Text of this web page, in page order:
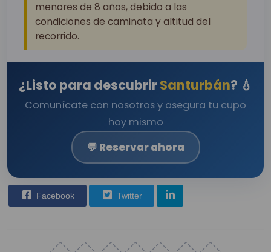
menores de 8 años, debido a las
condiciones de caminata y altitud del
recorrido.
¿Listo para descubrir Santurbán? 💧
Comunícate con nosotros y asegura tu cupo
hoy mismo
💬 Reservar ahora
Facebook Twitter